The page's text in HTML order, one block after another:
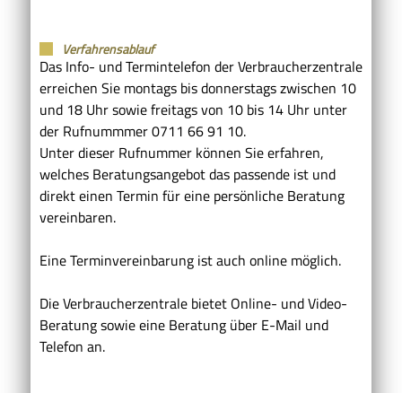
Verfahrensablauf
Das Info- und Termintelefon der Verbraucherzentrale
erreichen Sie montags bis donnerstags zwischen 10
und 18 Uhr sowie freitags von 10 bis 14 Uhr unter
der Rufnummmer 0711 66 91 10.
Unter dieser Rufnummer können Sie erfahren,
welches Beratungsangebot das passende ist und
direkt einen Termin für eine persönliche Beratung
vereinbaren.
Eine Terminvereinbarung ist auch online möglich.
Die Verbraucherzentrale bietet Online- und Video-
Beratung sowie eine Beratung über E-Mail und
Telefon an.